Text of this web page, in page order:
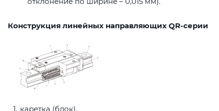
Конструкция линейных направляющих QR-серии
каретка (блок)